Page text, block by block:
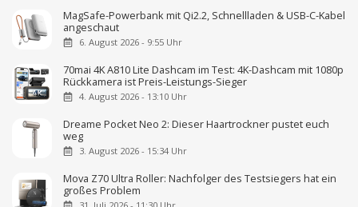
MagSafe-Powerbank mit Qi2.2, Schnellladen & USB-C-Kabel
angeschaut
6. August 2026 - 9:55 Uhr
70mai 4K A810 Lite Dashcam im Test: 4K-Dashcam mit 1080p
Rückkamera ist Preis-Leistungs-Sieger
4. August 2026 - 13:10 Uhr
Dreame Pocket Neo 2: Dieser Haartrockner pustet euch
weg
3. August 2026 - 15:34 Uhr
Mova Z70 Ultra Roller: Nachfolger des Testsiegers hat ein
großes Problem